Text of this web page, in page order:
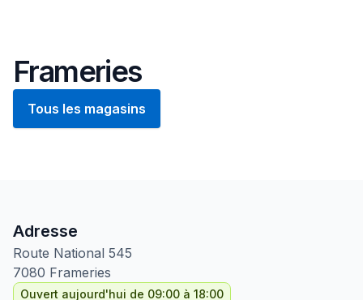
Frameries
Tous les magasins
Adresse
Route National 545
7080 Frameries
Ouvert aujourd'hui de 09:00 à 18:00